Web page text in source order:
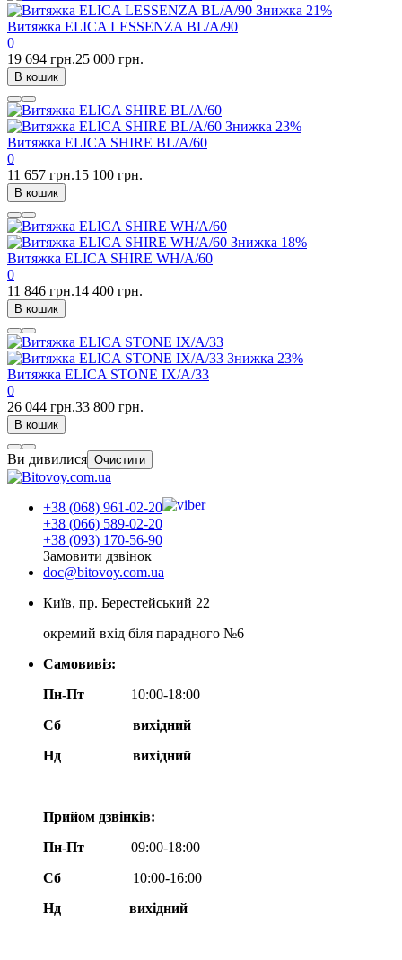
Знижка 21%
Витяжка ELICA LESSENZA BL/A/90
0
19 694 грн.25 000 грн.
В кошик
Знижка 23%
Витяжка ELICA SHIRE BL/A/60
0
11 657 грн.15 100 грн.
В кошик
Знижка 18%
Витяжка ELICA SHIRE WH/A/60
0
11 846 грн.14 400 грн.
В кошик
Знижка 23%
Витяжка ELICA STONE IX/A/33
0
26 044 грн.33 800 грн.
В кошик
Ви дивилися Очистити
+38 (068) 961-02-20
+38 (066) 589-02-20
+38 (093) 170-56-90
Замовити дзвінок
doc@bitovoy.com.ua
Київ, пр. Берестейський 22
окремий вхід біля парадного №6
Самовивіз:
Пн-Пт
10:00-18:00
Сб
вихідний
Нд
вихідний
Прийом дзвінків:
Пн-Пт
09:00-18:00
Сб
10:00-16:00
Нд вихідний